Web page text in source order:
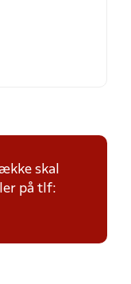
skal
på tlf: